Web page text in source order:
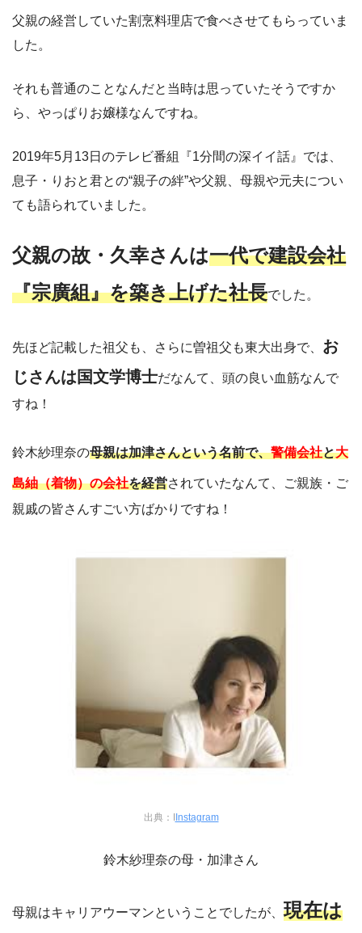
父親の経営していた割烹料理店で食べさせてもらっていま
した。
それも普通のことなんだと当時は思っていたそうですか
ら、やっぱりお嬢様なんですね。
2019年5月13日のテレビ番組『1分間の深イイ話』では、
息子・りおと君との“親子の絆”や父親、母親や元夫につい
ても語られていました。
父親の故・久幸さんは一代で建設会社
『宗廣組』を築き上げた社長でした。
先ほど記載した祖父も、さらに曽祖父も東大出身で、 お
じさんは国文学博士だなんて、頭の良い血筋なんで
すね！
鈴木紗理奈の母親は加津さんという名前で、警備会社と大
島紬（着物）の会社を経営されていたなんて、ご親族・ご
親戚の皆さんすごい方ばかりですね！
出典：I Instagram
鈴木紗理奈の母・加津さん
母親はキャリアウーマンということでしたが、 現在は